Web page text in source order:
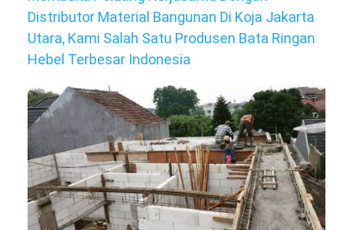
Distributor Material Bangunan Di Koja Jakarta
Utara, Kami Salah Satu Produsen Bata Ringan
Hebel Terbesar Indonesia